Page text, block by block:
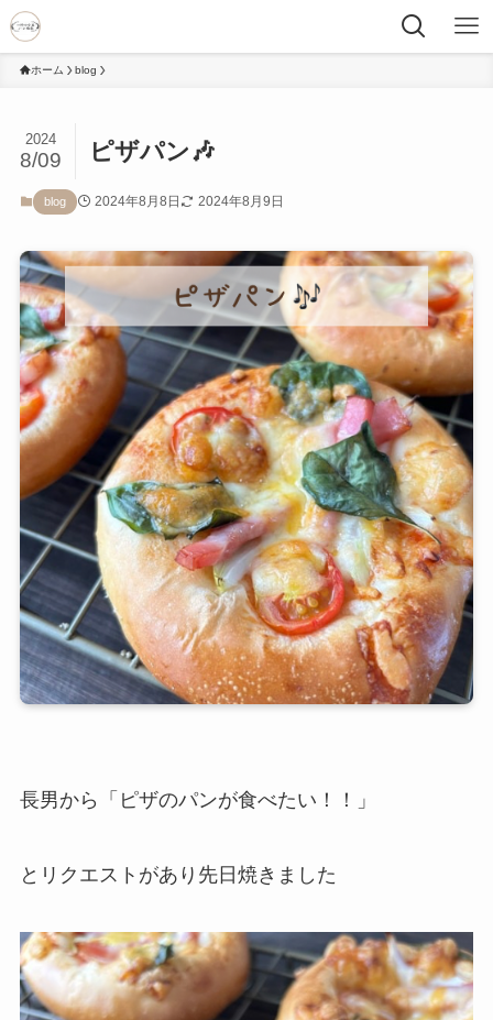
ホーム blog
ピザパン🎶
2024
8/09
blog 2024年8月8日 2024年8月9日
長男から「ピザのパンが食べたい！！」
とリクエストがあり先日焼きました